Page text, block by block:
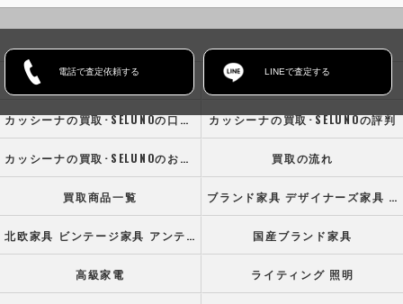
電話で査定依頼する LINEで査定する
ホーム コンセプト
カッシーナの買取･SELUNOの口コミ情報 カッシーナの買取･SELUNOの評判
カッシーナの買取･SELUNOのお客様の声 買取の流れ
買取商品一覧 ブランド家具 デザイナーズ家具 高級オフィス家具
北欧家具 ビンテージ家具 アンティーク家具 国産ブランド家具
高級家電 ライティング 照明